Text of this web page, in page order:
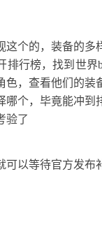
这个的，装备的多
排行榜，找到世界
色，查看他们的装
哪个，毕竟能冲到
验了
可以等待官方发布